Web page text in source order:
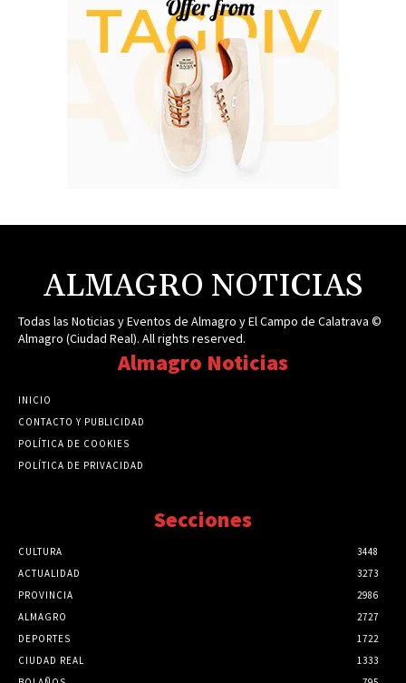
ALMAGRO NOTICIAS
Todas las Noticias y Eventos de Almagro y El Campo de Calatrava ©
Almagro (Ciudad Real). All rights reserved.
Almagro Noticias
INICIO
CONTACTO Y PUBLICIDAD
POLÍTICA DE COOKIES
POLÍTICA DE PRIVACIDAD
Secciones
CULTURA
3448
ACTUALIDAD
3273
PROVINCIA
2986
ALMAGRO
2727
DEPORTES
1722
CIUDAD REAL
1333